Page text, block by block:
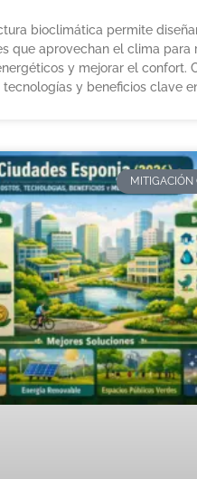
bioclimática permite
que aprovechan el clima para
y mejorar el confort.
tecnologías y beneficios clave
MITIGACIÓN